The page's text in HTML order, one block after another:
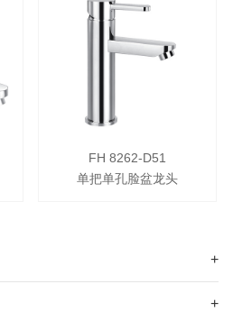
FH 8262-D51
单把单孔脸盆龙头
+
+